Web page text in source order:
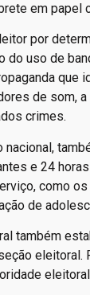
em papel
por
do uso de
que
de som,
crimes.
nacional,
e 24
como
de
também
eleitoral.